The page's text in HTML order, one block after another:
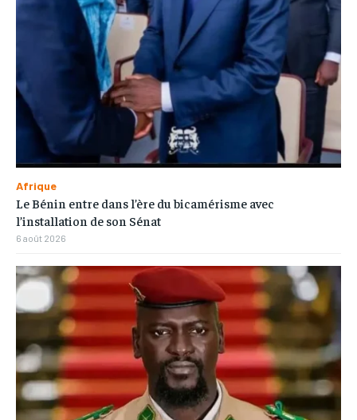
Afrique
Le Bénin entre dans l’ère du bicamérisme avec
l’installation de son Sénat
6 août 2026